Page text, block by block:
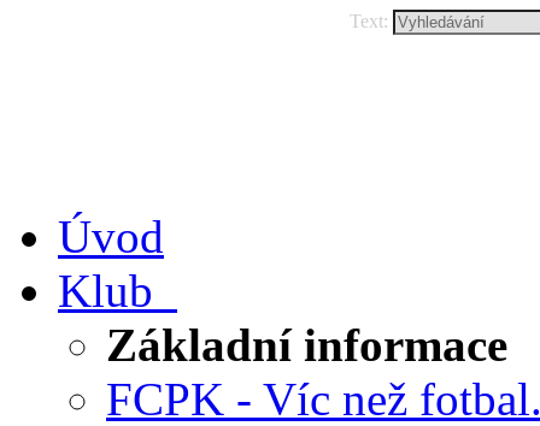
Text:
Úvod
Klub
Základní informace
FCPK - Víc než